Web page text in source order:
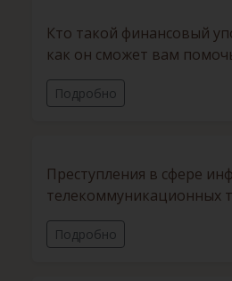
Кто такой финансовый
как он сможет вам
Подробно
Преступления в сфере
телекоммуникационных
Подробно